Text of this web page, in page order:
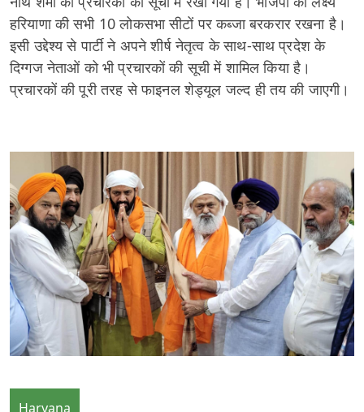
हरियाणा की सभी 10 लोकसभा सीटों पर कब्जा बरकरार रखना है।
इसी उद्देश्य से पार्टी ने अपने शीर्ष नेतृत्व के साथ-साथ प्रदेश के
दिग्गज नेताओं को भी प्रचारकों की सूची में शामिल किया है।
प्रचारकों की पूरी तरह से फाइनल शेड्यूल जल्द ही तय की जाएगी।
Haryana